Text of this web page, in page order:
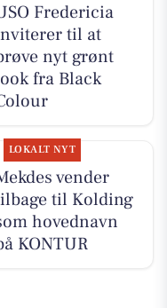
Fredericia
til at
nyt grønt
fra Black
LOKALT NYT
vender
til Kolding
hovednavn
KONTUR